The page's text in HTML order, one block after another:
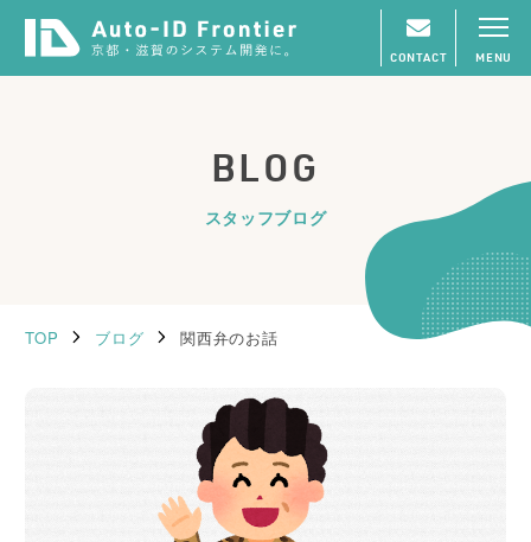
CONTACT MENU
BLOG
スタッフブログ
TOP ブログ 関西弁のお話